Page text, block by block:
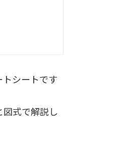
シートです
式で解説し